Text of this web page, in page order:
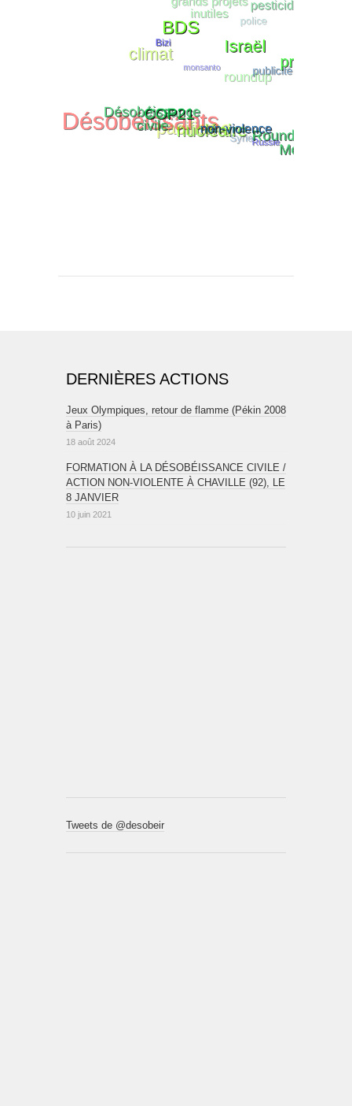
DERNIÈRES ACTIONS
Jeux Olympiques, retour de flamme (Pékin 2008
à Paris)
18 août 2024
FORMATION À LA DÉSOBÉISSANCE CIVILE /
ACTION NON-VIOLENTE À CHAVILLE (92), LE
8 JANVIER
10 juin 2021
Tweets de @desobeir